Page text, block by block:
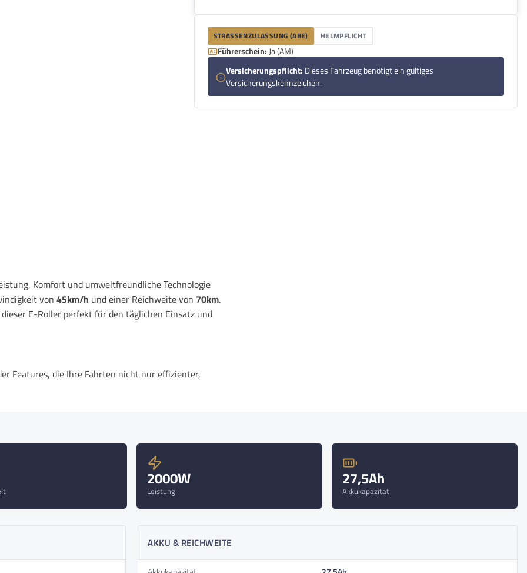
STRASSENZULASSUNG (ABE) HELMPFLICHT
Führerschein:Ja (AM)
Versicherungspflicht: Dieses Fahrzeug benötigt ein gültiges
Versicherungskennzeichen.
Komfort und umweltfreundliche Technologie
von 45km/h und einer Reichweite von 70km.
E-Roller perfekt für den täglichen Einsatz und
Features, die Ihre Fahrten nicht nur effizienter,
nur einen coolen Look, sondern sorgen auch für
Sie auch bei Dunkelheit und schlechten
klar und zuverlässig, für mehr Sicherheit im
Platz für Ihre Gepäckstücke und sorgt dafür, dass
2000W
Leistung
27,5Ah
Akkukapazität
AKKU & REICHWEITE